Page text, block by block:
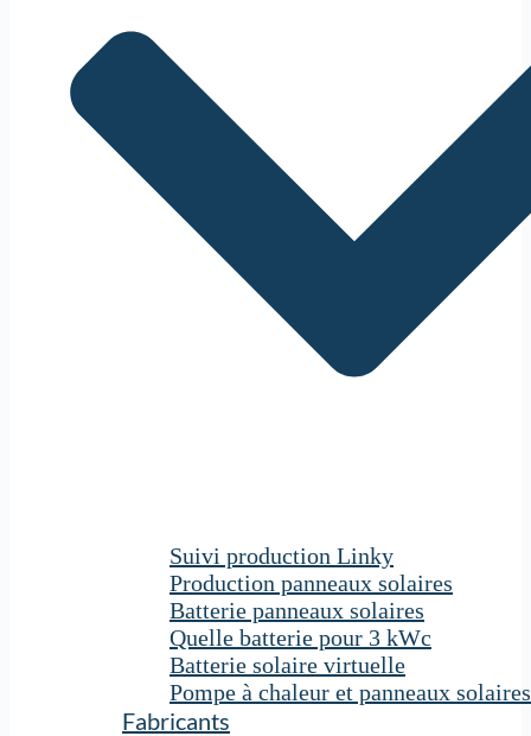
Suivi production Linky
Production panneaux solaires
Batterie panneaux solaires
Quelle batterie pour 3 kWc
Batterie solaire virtuelle
Pompe à chaleur et panneaux solaires
Fabricants